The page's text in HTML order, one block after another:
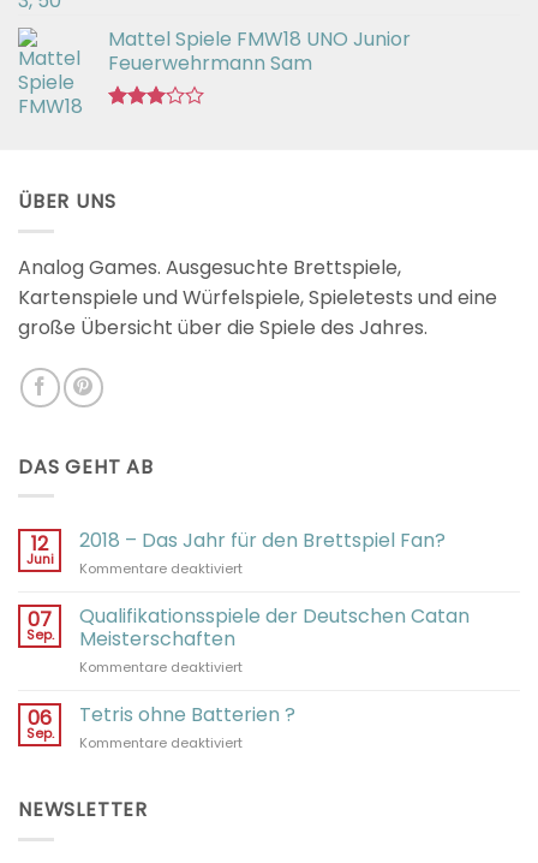
mit
3.00
von 5
Mattel Spiele FMW18 UNO Junior
Feuerwehrmann Sam
ÜBER UNS
Analog Games. Ausgesuchte Brettspiele,
Kartenspiele und Würfelspiele, Spieletests und eine
große Übersicht über die Spiele des Jahres.
DAS GEHT AB
12
Juni
2018 – Das Jahr für den Brettspiel Fan?
Kommentare deaktiviertfür
–
Das
für
Brettspiel
07
Sep.
Qualifikationsspiele der Deutschen Catan
Meisterschaften
Kommentare deaktiviertfür
der
Deutschen
Catan
06
Sep.
Tetris ohne Batterien ?
Kommentare deaktiviertfür
NEWSLETTER